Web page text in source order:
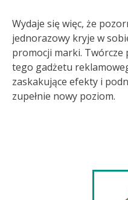
Wydaje się więc, że
jednorazowy kryje w
promocji marki. Twórcze
tego gadżetu
zaskakujące efekty i
zupełnie nowy poziom.